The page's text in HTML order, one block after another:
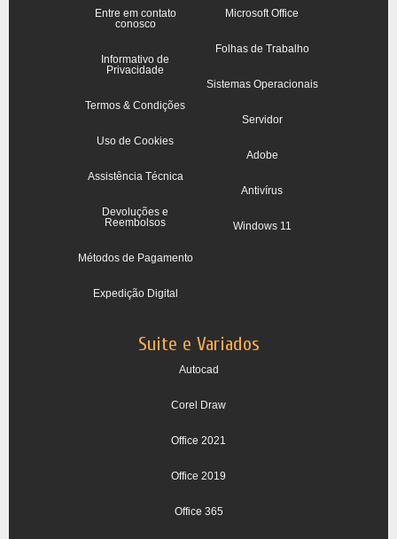
Entre em contato
conosco
Informativo de
Privacidade
Termos & Condições
Uso de Cookies
Assistência Técnica
Devoluções e
Reembolsos
Métodos de Pagamento
Expedição Digital
Microsoft Office
Folhas de Trabalho
Sistemas Operacionais
Servidor
Adobe
Antivírus
Windows 11
Suite e Variados
Autocad
Corel Draw
Office 2021
Office 2019
Office 365